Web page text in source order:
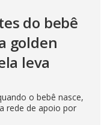
do bebê
golden
leva
o bebê nasce,
rede de apoio por